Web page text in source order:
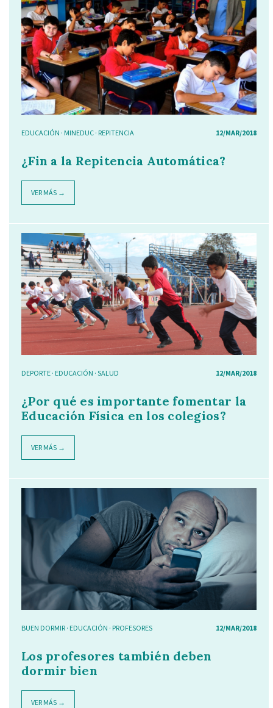
EDUCACIÓN · MINEDUC · REPITENCIA 12/MAR/2018
¿Fin a la Repitencia Automática?
VER MÁS →
DEPORTE · EDUCACIÓN · SALUD 12/MAR/2018
¿Por qué es importante fomentar la
Educación Física en los colegios?
VER MÁS →
BUEN DORMIR · EDUCACIÓN · PROFESORES 12/MAR/2018
Los profesores también deben
dormir bien
VER MÁS →